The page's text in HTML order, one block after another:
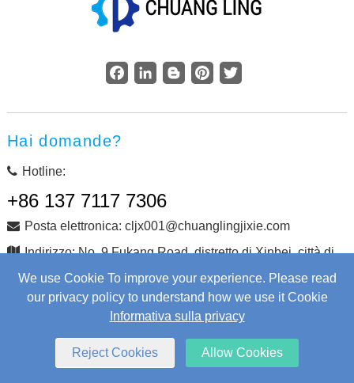
We use Cookie To improve your experience. Please read
our privacy policy to understand how we use it Cookie
Informativa sulla privacy
Reject Cookies Allow Cookies
Facebook
LinkedInBloggerPinterestTwitter
Hai domande?
Hotline:
+86 137 7117 7306
Posta elettronica: cljx001@chuanglingjixie.com
Indirizzo: No. 9 Fukang Road, distretto di Xinbei, città di
Changzhou, provincia di Jiangsu, Cina
Tutti i diritti riservati.
Web Development
by Wangke
mappa del sito
XML Informativa sulla privacy